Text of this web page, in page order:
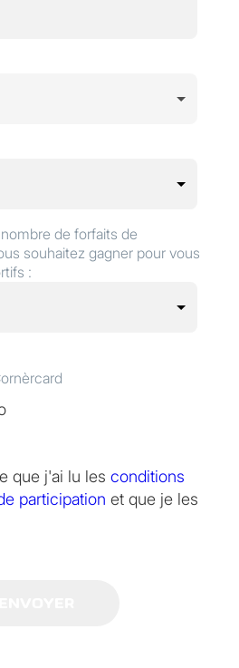
de forfaits de
souhaitez gagner pour vous
:
que j'ai lu les conditions
participation et que je les